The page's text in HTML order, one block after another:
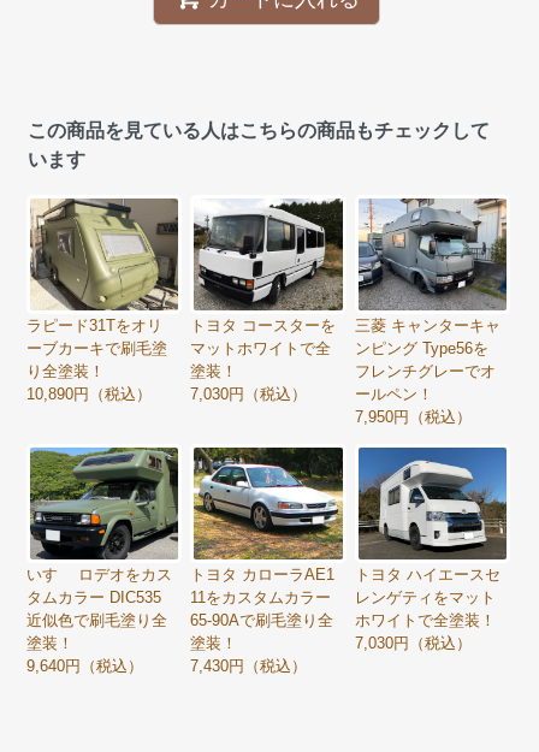
この商品を見ている人はこちらの商品もチェックして
います
ラピード31Tをオリ
ーブカーキで刷毛塗
り全塗装！
10,890円（税込）
トヨタ コースターを
マットホワイトで全
塗装！
7,030円（税込）
三菱 キャンターキャ
ンピング Type56を
フレンチグレーでオ
ールペン！
7,950円（税込）
いすゞ ロデオをカス
タムカラー DIC535
近似色で刷毛塗り全
塗装！
9,640円（税込）
トヨタ カローラAE1
11をカスタムカラー
65-90Aで刷毛塗り全
塗装！
7,430円（税込）
トヨタ ハイエースセ
レンゲティをマット
ホワイトで全塗装！
7,030円（税込）